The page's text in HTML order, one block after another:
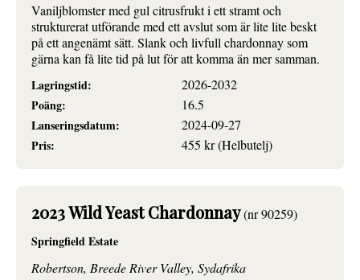
Vaniljblomster med gul citrusfrukt i ett stramt och
strukturerat utförande med ett avslut som är lite lite beskt
på ett angenämt sätt. Slank och livfull chardonnay som
gärna kan få lite tid på lut för att komma än mer samman.
Lagringstid:
2026-2032
Poäng:
16.5
Lanseringsdatum:
2024-09-27
Pris:
455 kr (Helbutelj)
2023 Wild Yeast Chardonnay(nr 90259)
Springfield Estate
Robertson, Breede River Valley, Sydafrika